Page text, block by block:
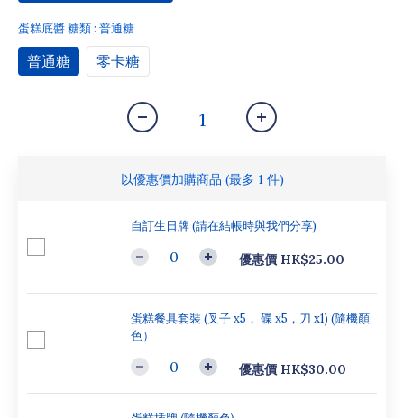
蛋糕底醬 糖類: 普通糖
普通糖 零卡糖
以優惠價加購商品 (最多 1 件)
自訂生日牌 (請在結帳時與我們分享)
優惠價 HK$25.00
蛋糕餐具套裝 (叉子 x5， 碟 x5，刀 x1) (隨機顏
色）
優惠價 HK$30.00